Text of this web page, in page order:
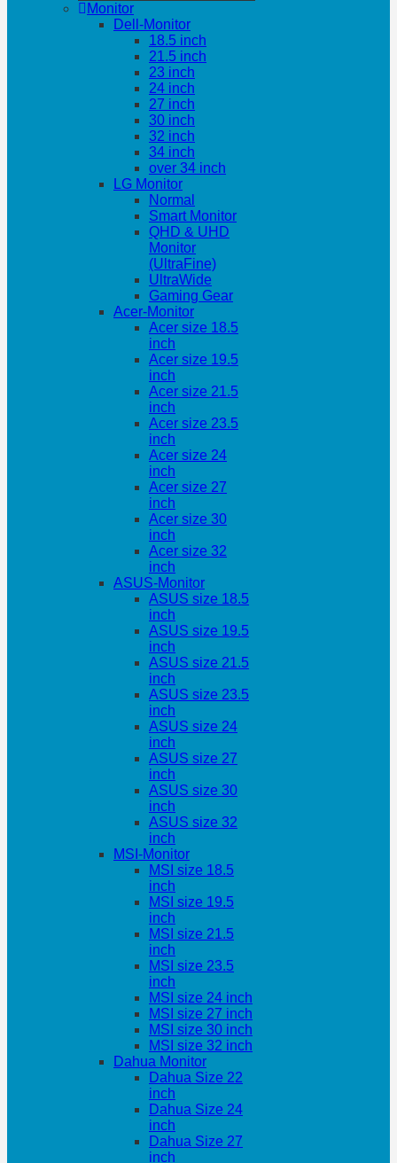
Monitor
Dell-Monitor
18.5 inch
21.5 inch
23 inch
24 inch
27 inch
30 inch
32 inch
34 inch
over 34 inch
LG Monitor
Normal
Smart Monitor
QHD & UHD
Monitor
(UltraFine)
UltraWide
Gaming Gear
Acer-Monitor
Acer size 18.5
inch
Acer size 19.5
inch
Acer size 21.5
inch
Acer size 23.5
inch
Acer size 24
inch
Acer size 27
inch
Acer size 30
inch
Acer size 32
inch
ASUS-Monitor
ASUS size 18.5
inch
ASUS size 19.5
inch
ASUS size 21.5
inch
ASUS size 23.5
inch
ASUS size 24
inch
ASUS size 27
inch
ASUS size 30
inch
ASUS size 32
inch
MSI-Monitor
MSI size 18.5
inch
MSI size 19.5
inch
MSI size 21.5
inch
MSI size 23.5
inch
MSI size 24 inch
MSI size 27 inch
MSI size 30 inch
MSI size 32 inch
Dahua Monitor
Dahua Size 22
inch
Dahua Size 24
inch
Dahua Size 27
inch